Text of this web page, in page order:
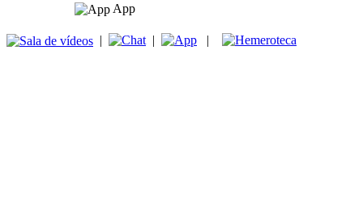
App
| | |